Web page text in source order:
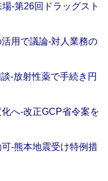
‐第26回ドラッグスト
用で議論‐対人業務の
‐放射性薬で手続き円
へ‐改正GCP省令案を
‐熊本地震受け特例措